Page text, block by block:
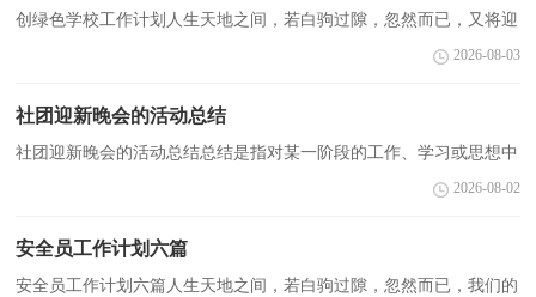
创绿色学校工作计划人生天地之间，若白驹过隙，忽然而已，又将迎
来新的工作，新的挑战，为此需要好好地写一份计划了。我们该怎么
2026-08-03
社团迎新晚会的活动总结
社团迎新晚会的活动总结总结是指对某一阶段的工作、学习或思想中
的经验或情况加以总结和概括的书面材料，通过它可以全面地、系统
2026-08-02
安全员工作计划六篇
安全员工作计划六篇人生天地之间，若白驹过隙，忽然而已，我们的